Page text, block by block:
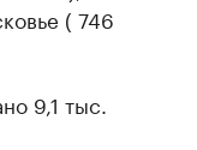
( 746
9,1 тыс.